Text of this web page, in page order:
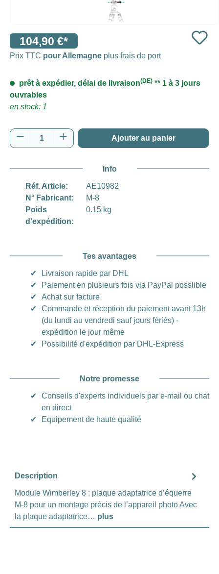
104,90 €*
Prix TTC pour Allemagne plus frais de port
prêt à expédier, délai de livraison(DE) ** 1 à 3 jours
ouvrables
en stock: 1
Quantité de produit : Entrez la quantité
Ajouter au panier
Info
Réf. Article:
AE10982
N° Fabricant:
M-8
Poids
d'expédition:
0.15 kg
Tes avantages
✔
Livraison rapide par DHL
✔
Paiement en plusieurs fois via PayPal posslible
✔
Achat sur facture
✔
Commande et réception du paiement avant 13h
(du lundi au vendredi sauf jours fériés) -
expédition le jour même
✔
Possibilité d'expédition par DHL-Express
Notre promesse
✔
Conseils d'experts individuels par e-mail ou chat
en direct
✔
Equipement de haute qualité
Description
Module Wimberley 8 : plaque adaptatrice d’équerre
M-8 pour un montage précis de l’appareil photo Avec
la plaque adaptatrice… plus